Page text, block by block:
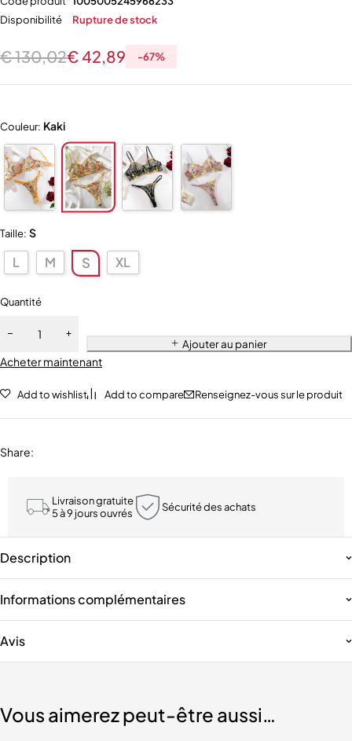
Disponibilité
Rupture de stock
€130,02€42,89 -67%
Couleur: Kaki
Taille: S
L M S XL
Quantité
Ajouter au panier
Acheter maintenant
Add to wishlist Add to compare Renseignez-vous sur le produit
Share:
Livraison gratuite
5 à 9 jours ouvrés
Sécurité des achats
Description
Informations complémentaires
Avis
Vous aimerez peut-être aussi…